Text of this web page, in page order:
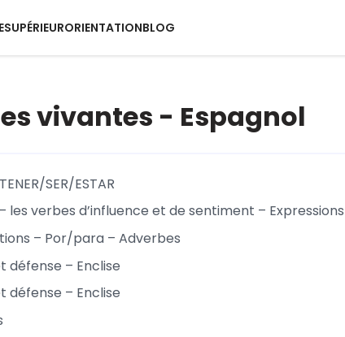
SUPÉRIEURORIENTATIONBLOG
vivantes - Espagnol
SER/ESTAR
les verbes d’influence et de sentiment –
– Por/para – Adverbes
défense – Enclise
défense – Enclise